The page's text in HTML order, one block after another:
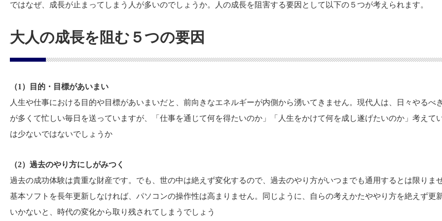
ではなぜ、成長が止まってしまう人が多いのでしょうか。人の成長を阻害する要因として以下の５つが考えられます。
大人の成長を阻む５つの要因
（1）目的・目標があいまい
人生や仕事における目的や目標があいまいだと、前向きなエネルギーが内側から湧いてきません。現代人は、日々やるべ
が多くて忙しい毎日を送っていますが、「仕事を通じて何を得たいのか」「人生をかけて何を成し遂げたいのか」考えて
は少ないではないでしょうか
（2）過去のやり方にしがみつく
過去の成功体験は貴重な財産です。でも、世の中は絶えず変化するので、過去のやり方がいつまでも通用するとは限りませ
基本ソフトを長年更新しなければ、パソコンの操作性は高まりません。同じように、自らの考えかたややり方を絶えず更
いかないと、時代の変化から取り残されてしまうでしょう